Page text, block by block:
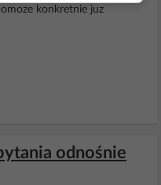
konkretnie juz
odnośnie